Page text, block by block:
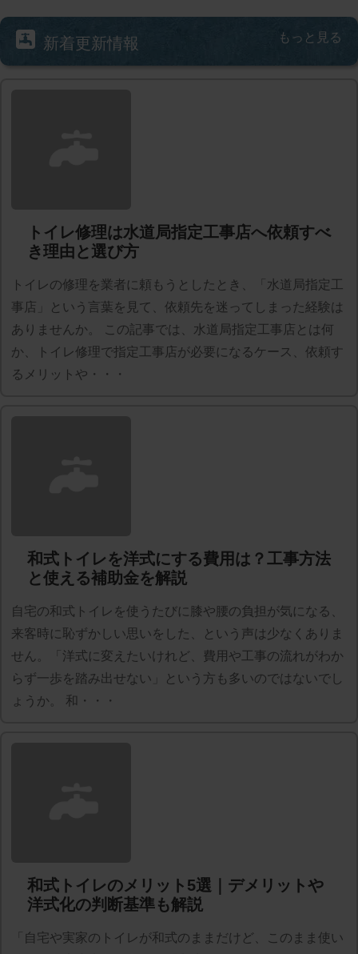
新着更新情報 もっと見る
トイレ修理は水道局指定工事店へ依頼すべ
き理由と選び方
トイレの修理を業者に頼もうとしたとき、「水道局指定工
事店」という言葉を見て、依頼先を迷ってしまった経験は
ありませんか。 この記事では、水道局指定工事店とは何
か、トイレ修理で指定工事店が必要になるケース、依頼す
るメリットや・・・
和式トイレを洋式にする費用は？工事方法
と使える補助金を解説
自宅の和式トイレを使うたびに膝や腰の負担が気になる、
来客時に恥ずかしい思いをした、という声は少なくありま
せん。「洋式に変えたいけれど、費用や工事の流れがわか
らず一歩を踏み出せない」という方も多いのではないでし
ょうか。 和・・・
和式トイレのメリット5選｜デメリットや
洋式化の判断基準も解説
「自宅や実家のトイレが和式のままだけど、このまま使い